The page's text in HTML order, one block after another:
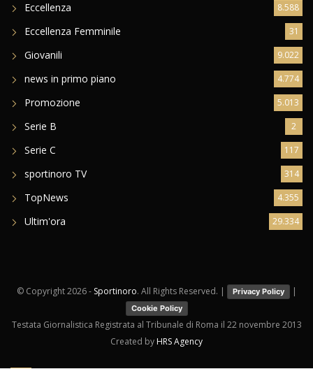
Eccellenza 8.588
Eccellenza Femminile 31
Giovanili 9.022
news in primo piano 4.774
Promozione 5.013
Serie B 2
Serie C 117
sportinoro TV 314
TopNews 4.355
Ultim'ora 29.334
© Copyright2026 - Sportinoro. All Rights Reserved. | Privacy Policy |
Cookie Policy
Testata Giornalistica Registrata al Tribunale di Roma il 22 novembre 2013
Created by HRS Agency